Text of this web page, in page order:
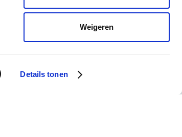
Details tonen
Weigeren